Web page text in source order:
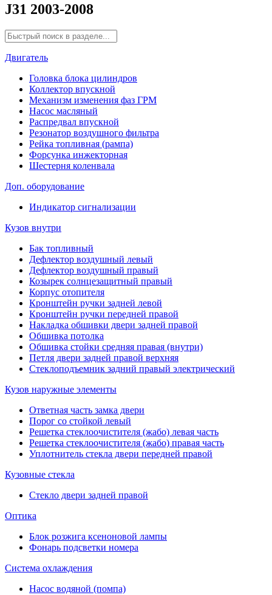
J31 2003-2008
Двигатель
Головка блока цилиндров
Коллектор впускной
Механизм изменения фаз ГРМ
Насос масляный
Распредвал впускной
Резонатор воздушного фильтра
Рейка топливная (рампа)
Форсунка инжекторная
Шестерня коленвала
Доп. оборудование
Индикатор сигнализации
Кузов внутри
Бак топливный
Дефлектор воздушный левый
Дефлектор воздушный правый
Козырек солнцезащитный правый
Корпус отопителя
Кронштейн ручки задней левой
Кронштейн ручки передней правой
Накладка обшивки двери задней правой
Обшивка потолка
Обшивка стойки средняя правая (внутри)
Петля двери задней правой верхняя
Стеклоподъемник задний правый электрический
Кузов наружные элементы
Ответная часть замка двери
Порог со стойкой левый
Решетка стеклоочистителя (жабо) левая часть
Решетка стеклоочистителя (жабо) правая часть
Уплотнитель стекла двери передней правой
Кузовные стекла
Стекло двери задней правой
Оптика
Блок розжига ксеноновой лампы
Фонарь подсветки номера
Система охлаждения
Насос водяной (помпа)